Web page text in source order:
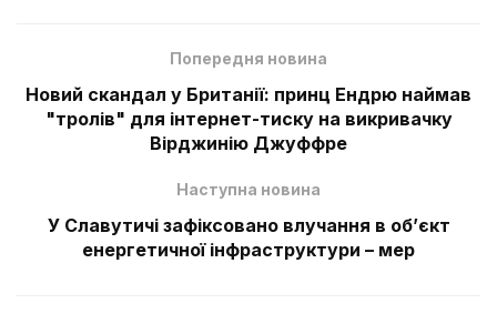
Попередня новина
Новий скандал у Британії: принц Ендрю наймав
"тролів" для інтернет-тиску на викривачку
Вірджинію Джуффре
Наступна новина
У Славутичі зафіксовано влучання в обʼєкт
енергетичної інфраструктури – мер